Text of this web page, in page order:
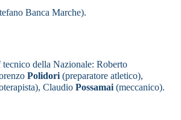
Banca Marche).
della Nazionale: Roberto
Polidori (preparatore atletico),
Claudio Possamai (meccanico).